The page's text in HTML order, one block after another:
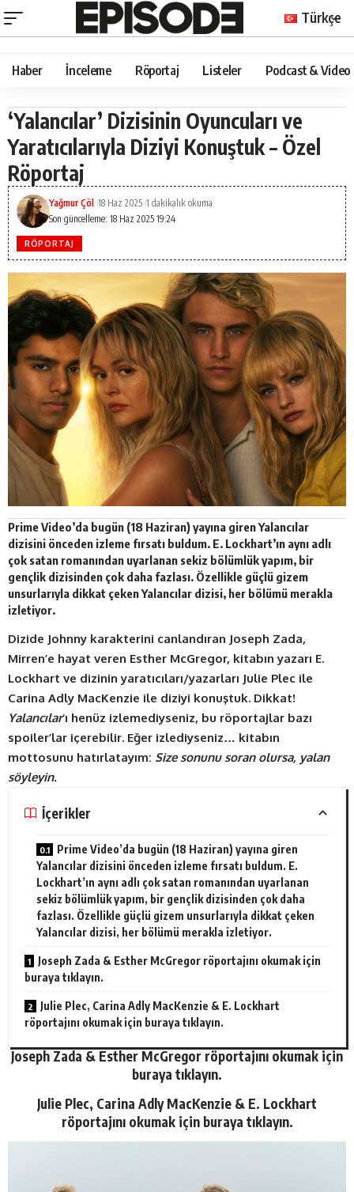
Türkçe
Haber İnceleme Röportaj Listeler Podcast & Video
‘Yalancılar’ Dizisinin Oyuncuları ve
Yaratıcılarıyla Diziyi Konuştuk – Özel
Röportaj
Son güncelleme: 18 Haz 2025 19:24
Yağmur Çöl 18 Haz 2025 1 dakikalık okuma
RÖPORTAJ
Prime Video’da bugün (18 Haziran) yayına giren Yalancılar
dizisini önceden izleme fırsatı buldum. E. Lockhart’ın aynı adlı
çok satan romanından uyarlanan sekiz bölümlük yapım, bir
gençlik dizisinden çok daha fazlası. Özellikle güçlü gizem
unsurlarıyla dikkat çeken Yalancılar dizisi, her bölümü merakla
izletiyor.
Dizide Johnny karakterini canlandıran Joseph Zada,
Mirren’e hayat veren Esther McGregor, kitabın yazarı E.
Lockhart ve dizinin yaratıcıları/yazarları Julie Plec ile
Carina Adly MacKenzie ile diziyi konuştuk. Dikkat!
Yalancılar‘ı henüz izlemediyseniz, bu röportajlar bazı
spoiler’lar içerebilir. Eğer izlediyseniz… kitabın
mottosunu hatırlatayım: Size sonunu soran olursa, yalan
söyleyin.
İçerikler
Prime Video’da bugün (18 Haziran) yayına giren
Yalancılar dizisini önceden izleme fırsatı buldum. E.
Lockhart’ın aynı adlı çok satan romanından uyarlanan
sekiz bölümlük yapım, bir gençlik dizisinden çok daha
fazlası. Özellikle güçlü gizem unsurlarıyla dikkat çeken
Yalancılar dizisi, her bölümü merakla izletiyor.
Joseph Zada & Esther McGregor röportajını okumak için
buraya tıklayın.
Julie Plec, Carina Adly MacKenzie & E. Lockhart
röportajını okumak için buraya tıklayın.
Joseph Zada & Esther McGregor röportajını okumak için
buraya tıklayın.
Julie Plec, Carina Adly MacKenzie & E. Lockhart
röportajını okumak için buraya tıklayın.